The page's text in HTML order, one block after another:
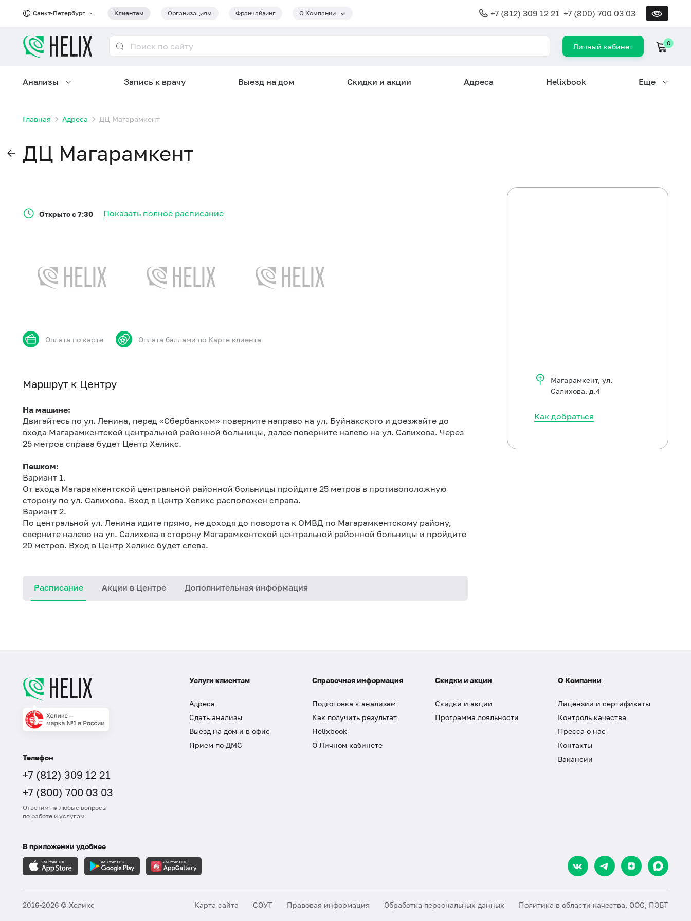
Санкт-Петербург Клиентам Организациям Франчайзинг О Компании +7 (812) 309 12 21 +7 (800) 700 03 03
Личный кабинет 0
Анализы Запись к врачу Выезд на дом Скидки и акции Адреса Helixbook Еще
Главная Адреса ДЦ Магарамкент
ДЦ Магарамкент
Открыто с 7:30 Показать полное расписание
Оплата по карте Оплата баллами по Карте клиента
Маршрут к Центру
На машине:
Двигайтесь по ул. Ленина, перед «Сбербанком» поверните направо на ул. Буйнакского и доезжайте до
входа Магарамкентской центральной районной больницы, далее поверните налево на ул. Салихова. Через
25 метров справа будет Центр Хеликс.
Пешком:
Вариант 1.
От входа Магарамкентской центральной районной больницы пройдите 25 метров в противоположную
сторону по ул. Салихова. Вход в Центр Хеликс расположен справа.
Вариант 2.
По центральной ул. Ленина идите прямо, не доходя до поворота к ОМВД по Магарамкентскому району,
сверните налево на ул. Салихова в сторону Магарамкентской центральной районной больницы и пройдите
20 метров. Вход в Центр Хеликс будет слева.
Расписание Акции в Центре Дополнительная информация
Магарамкент, ул.
Салихова, д.4
Как добраться
Телефон
+7 (812) 309 12 21
+7 (800) 700 03 03
Ответим на любые вопросы
по работе и услугам
Услуги клиентам
Адреса
Сдать анализы
Выезд на дом и в офис
Прием по ДМС
Справочная информация
Подготовка к анализам
Как получить результат
Helixbook
О Личном кабинете
Скидки и акции
Скидки и акции
Программа лояльности
О Компании
Лицензии и сертификаты
Контроль качества
Пресса о нас
Контакты
Вакансии
В приложении удобнее
2016-2026 © Хеликс Карта сайта СОУТ Правовая информация Обработка персональных данных Политика в области качества, ООС, ПЗБТ